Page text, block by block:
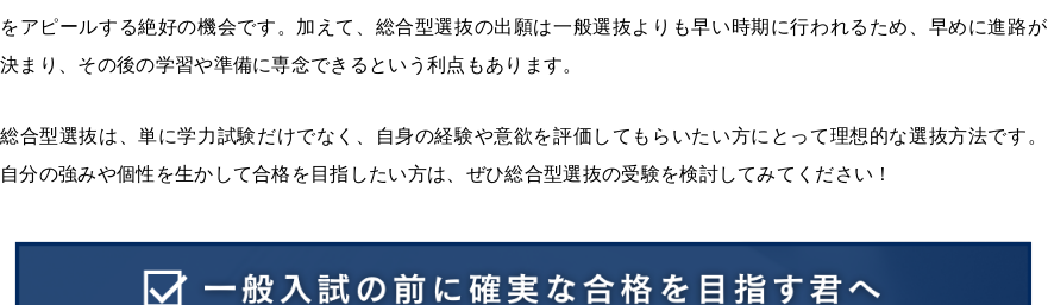
をアピールする絶好の機会です。加えて、総合型選抜の出願は一般選抜よりも早い時期に行われるため、早めに進路が
決まり、その後の学習や準備に専念できるという利点もあります。
総合型選抜は、単に学力試験だけでなく、自身の経験や意欲を評価してもらいたい方にとって理想的な選抜方法です。
自分の強みや個性を生かして合格を目指したい方は、ぜひ総合型選抜の受験を検討してみてください！